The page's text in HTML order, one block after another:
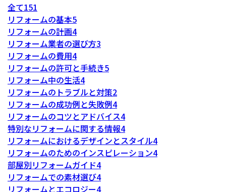
全て151
リフォームの基本5
リフォームの計画4
リフォーム業者の選び方3
リフォームの費用4
リフォームの許可と手続き5
リフォーム中の生活4
リフォームのトラブルと対策2
リフォームの成功例と失敗例4
リフォームのコツとアドバイス4
特別なリフォームに関する情報4
リフォームにおけるデザインとスタイル4
リフォームのためのインスピレーション4
部屋別リフォームガイド4
リフォームでの素材選び4
リフォームとエコロジー4